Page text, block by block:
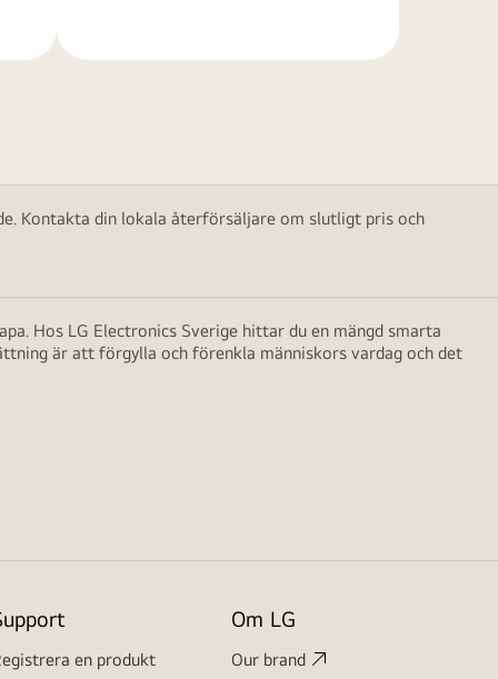
Kontakta din lokala återförsäljare om slutligt pris och
Hos LG Electronics Sverige hittar du en mängd smarta
är att förgylla och förenkla människors vardag och det
en produkt
Om LG
Our brand